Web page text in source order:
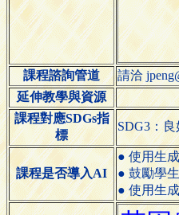
課程諮詢管道
請洽
延伸教學與資源
課程對應SDGs指
標
SDG3：良
課程是否導入AI
● 使用生成
● 鼓勵學
● 使用生成